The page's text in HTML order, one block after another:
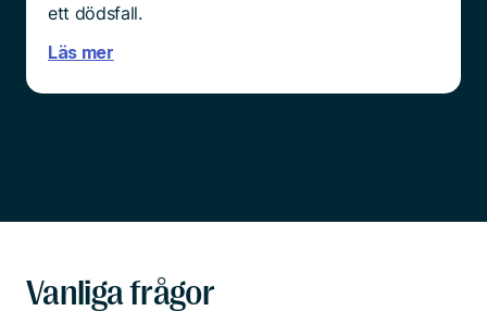
ett dödsfall.
Läs mer
Vanliga frågor